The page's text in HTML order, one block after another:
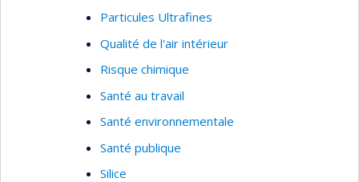
Particules Ultrafines
Qualité de l'air intérieur
Risque chimique
Santé au travail
Santé environnementale
Santé publique
Silice